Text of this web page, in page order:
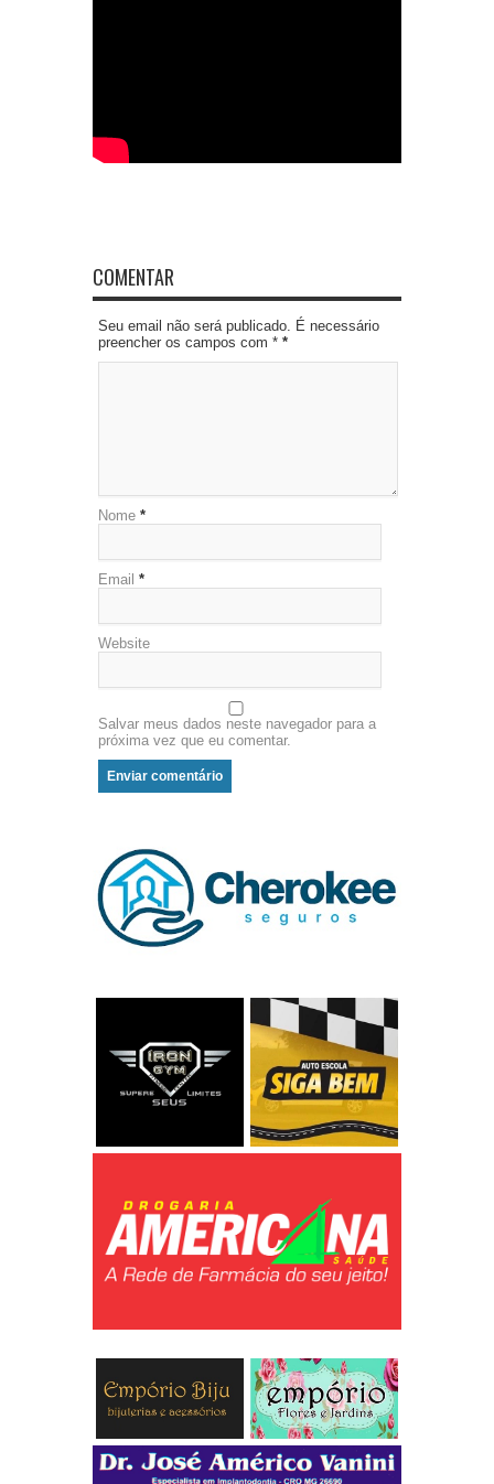
COMENTAR
Seu email não será publicado. É necessário
preencher os campos com * *
Nome *
Email *
Website
Salvar meus dados neste navegador para a
próxima vez que eu comentar.